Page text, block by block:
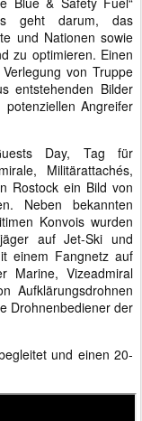
geht darum, das
und Nationen sowie
zu optimieren. Einen
von Truppe
entstehenden Bilder
Angreifer
Day, Tag für
Militärattachés,
Rostock ein Bild von
Neben bekannten
Konvois wurden
auf Jet-Ski und
einem Fangnetz auf
Marine, Vizeadmiral
Aufklärungsdrohnen
Drohnenbediener der
und einen 20-